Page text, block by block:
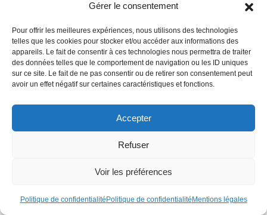
Gérer le consentement
Pour offrir les meilleures expériences, nous utilisons des technologies
telles que les cookies pour stocker et/ou accéder aux informations des
appareils. Le fait de consentir à ces technologies nous permettra de traiter
des données telles que le comportement de navigation ou les ID uniques
sur ce site. Le fait de ne pas consentir ou de retirer son consentement peut
avoir un effet négatif sur certaines caractéristiques et fonctions.
Accepter
Refuser
Voir les préférences
Politique de confidentialité Politique de confidentialité Mentions légales
loyers et la maintenance courante. Ce service est quasi-
une gestion professionnelle des biens.
Optimisation fiscale et structuration
La création d’une LLC (Limited Liability Company)
optimisation fiscale
. Le coût de création varie de 500 à 2
000$ selon l’État, avec des frais annuels de 50 à 500$.
prêt américain. Cette déductibilité améliore la rentabilité